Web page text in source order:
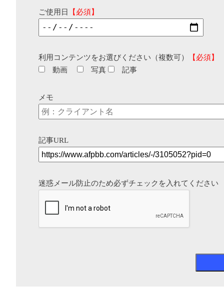
ご使用日 【必須】
利用コンテンツをお選びください（複数可）
【必須】
動画
写真 記事
メモ
記事URL
迷惑メール防止のため必ずチェックを入れてください